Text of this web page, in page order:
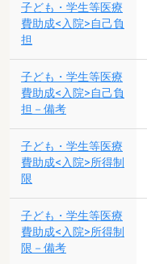
子ども・学生等医療
費助成<入院>自己負
担
子ども・学生等医療
費助成<入院>自己負
担－備考
子ども・学生等医療
費助成<入院>所得制
限
子ども・学生等医療
費助成<入院>所得制
限－備考